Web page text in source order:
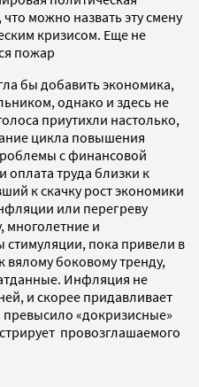
можно назвать эту смену
кризисом. Еще не
пожар
бы добавить экономика,
однако и здесь не
приутихли настолько,
цикла повышения
с финансовой
оплата труда близки к
к скачку рост экономики
или перегреву
многолетние и
пока привели в
вялому боковому тренду,
Инфляция не
и скорее придавливает
превысило «докризисные»
провозглашаемого